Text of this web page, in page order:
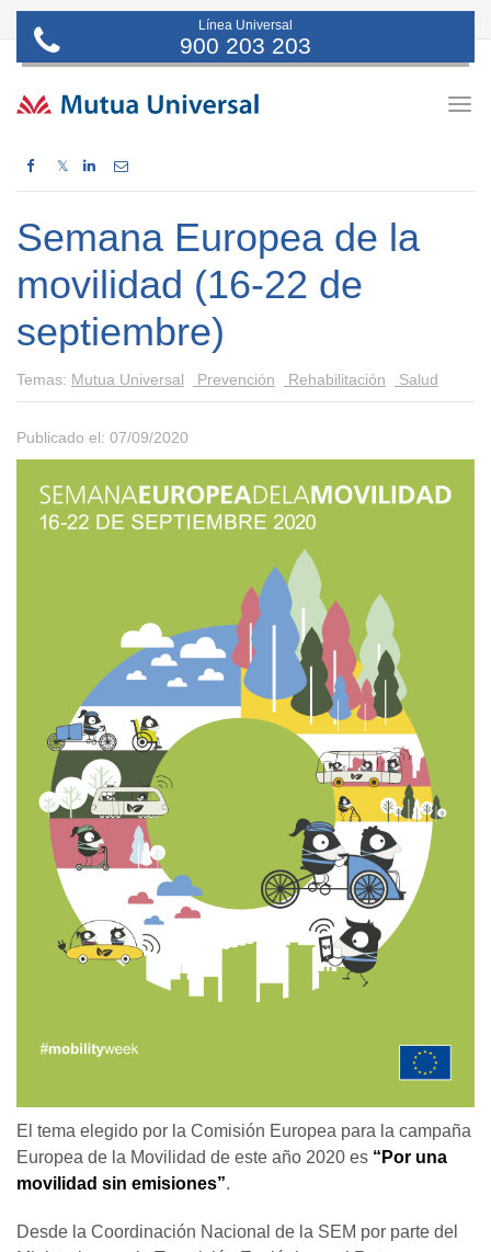
Línea Universal
900 203 203
𝕏
Semana Europea de la
movilidad (16-22 de
septiembre)
Temas: Mutua Universal Prevención Rehabilitación Salud
Publicado el: 07/09/2020
El tema elegido por la Comisión Europea para la campaña
Europea de la Movilidad de este año 2020 es “Por una
movilidad sin emisiones”.
Desde la Coordinación Nacional de la SEM por parte del